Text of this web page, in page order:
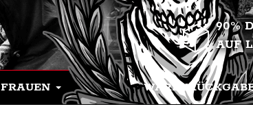
90%
AUF
FRAUEN